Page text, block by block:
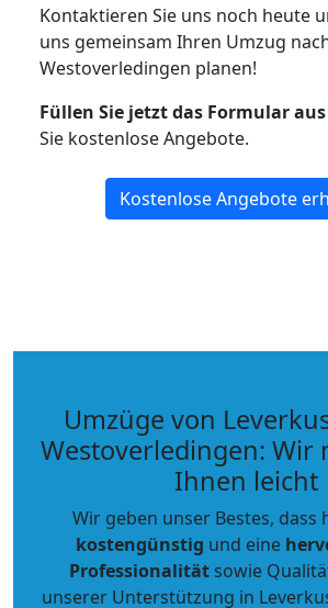
Kontaktieren Sie uns noch heute
uns gemeinsam Ihren Umzug
Westoverledingen planen!
Füllen Sie jetzt das Formular aus
Sie kostenlose Angebote.
Kostenlose Angebote
Umzüge von
Westoverledingen: Wir
Ihnen leicht
Wir geben unser Bestes, dass
kostengünstig und eine
Professionalitätsowie
unserer Unterstützung in